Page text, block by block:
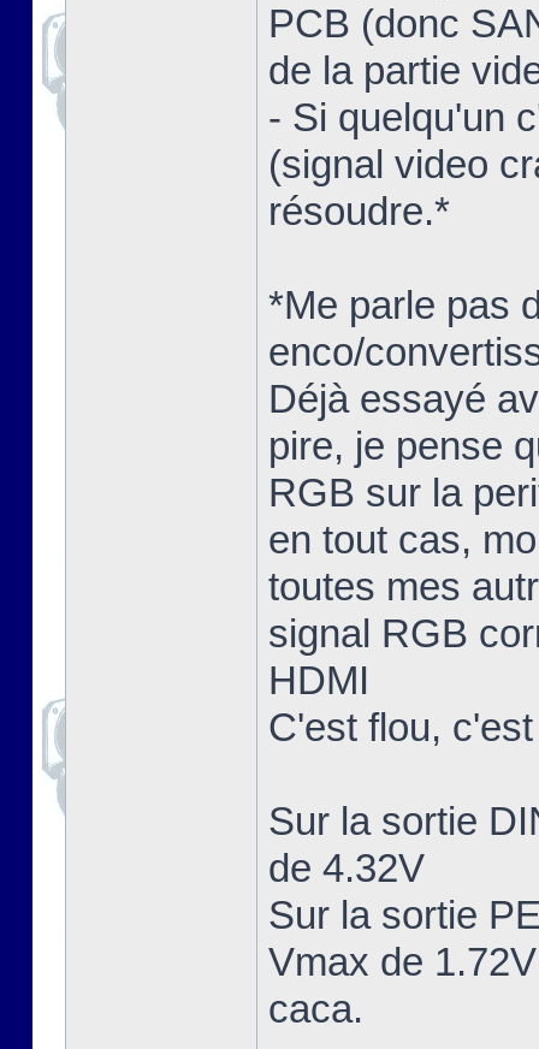
PCB (donc
de la partie
- Si quelqu'un
(signal video
résoudre.*
*Me parle pas
enco/
Déjà essayé
pire, je pense
RGB sur la
en tout cas,
toutes mes
signal RGB
HDMI
C'est flou,
Sur la sortie
de 4.32V
Sur la sortie
Vmax de
caca.